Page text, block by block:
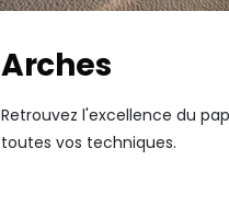
Arches
Retrouvez l'excellence du
toutes vos techniques.